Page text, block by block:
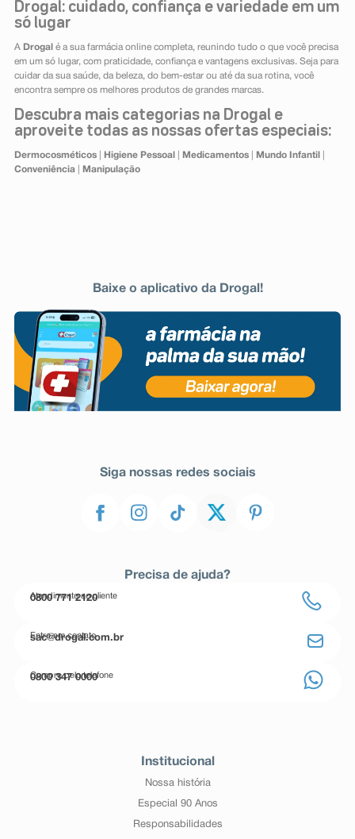
Drogal: cuidado, confiança e variedade em um
só lugar
A Drogal é a sua farmácia online completa, reunindo tudo o que você precisa
em um só lugar, com praticidade, confiança e vantagens exclusivas. Seja para
cuidar da sua saúde, da beleza, do bem-estar ou até da sua rotina, você
encontra sempre os melhores produtos de grandes marcas.
Descubra mais categorias na Drogal e
aproveite todas as nossas ofertas especiais:
Dermocosméticos| Higiene Pessoal Medicamentos| Mundo Infantil
Conveniência| Manipulação
Baixe o aplicativo da Drogal!
Siga nossas redes sociais
Precisa de ajuda?
Atendimento ao cliente
0800 771 2120
Entre em contato
sac@drogal.com.br
Compre pelo telefone
0800 347 0000
Institucional
Nossa história
Especial 90 Anos
Responsabilidades